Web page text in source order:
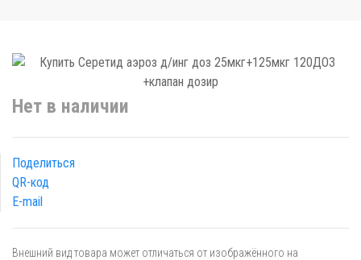
Нет в наличии
Поделиться
QR-код
E-mail
Внешний вид товара может отличаться от изображённого на